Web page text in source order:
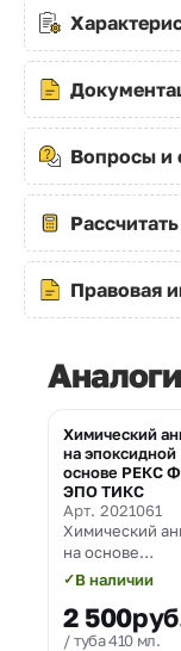
Вопросы и
Правовая
Химический
на эпоксидной
основе РЕКС
ЭПО ТИКС
Арт. 2021061
Химический
на основе
эпоксидной
✓В наличии
2 500
туба 410 мл.